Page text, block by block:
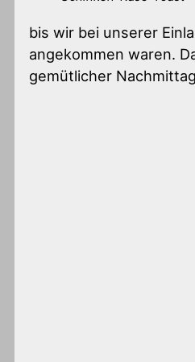
bis wir bei unserer
angekommen waren.
gemütlicher